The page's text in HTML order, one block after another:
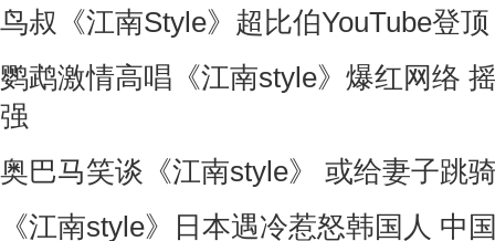
鸟叔《江南Style》超比伯YouTube登顶
鹦鹉激情高唱《江南style》爆红网络
强
奥巴马笑谈《江南style》 或给妻子跳
《江南style》日本遇冷惹怒韩国人 中